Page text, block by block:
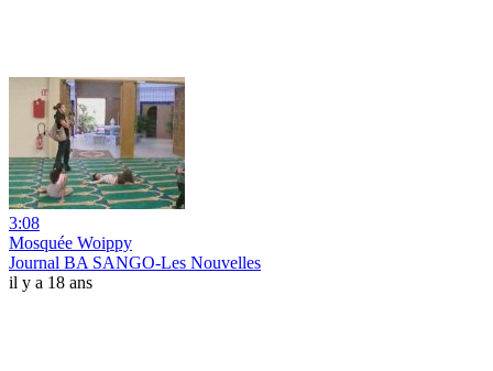
3:08
Mosquée Woippy
Journal BA SANGO-Les Nouvelles
il y a 18 ans